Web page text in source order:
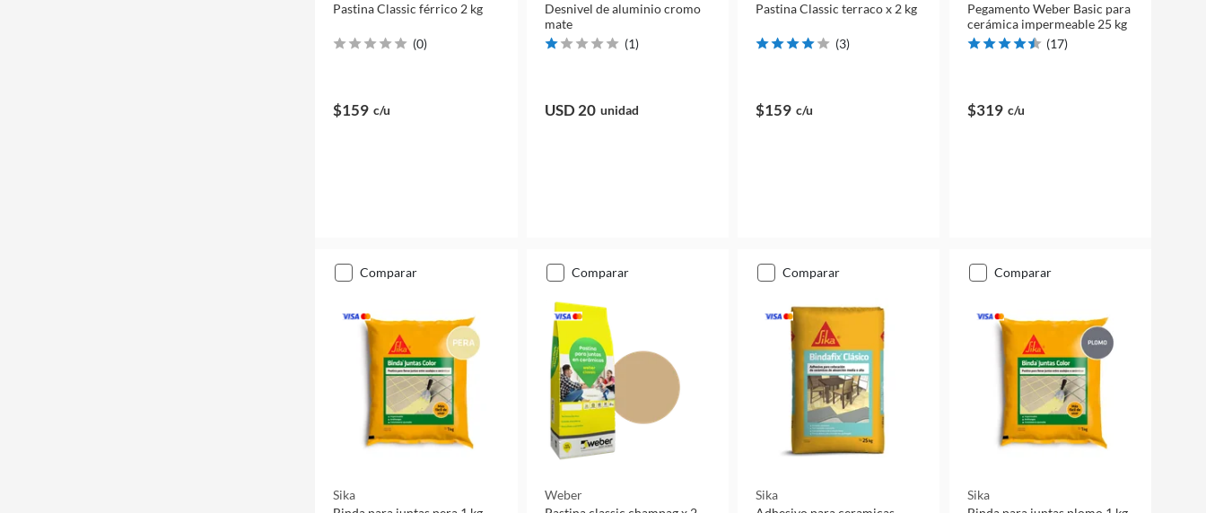
Pastina Classic férrico 2 kg
(0)
$159 c/u
Desnivel de aluminio cromo
mate
(1)
USD 20 unidad
Pastina Classic terraco x 2 kg
(3)
$159 c/u
Pegamento Weber Basic para
cerámica impermeable 25 kg
(17)
$319 c/u
comparar
Sika
comparar
Weber
comparar
Sika
comparar
Sika